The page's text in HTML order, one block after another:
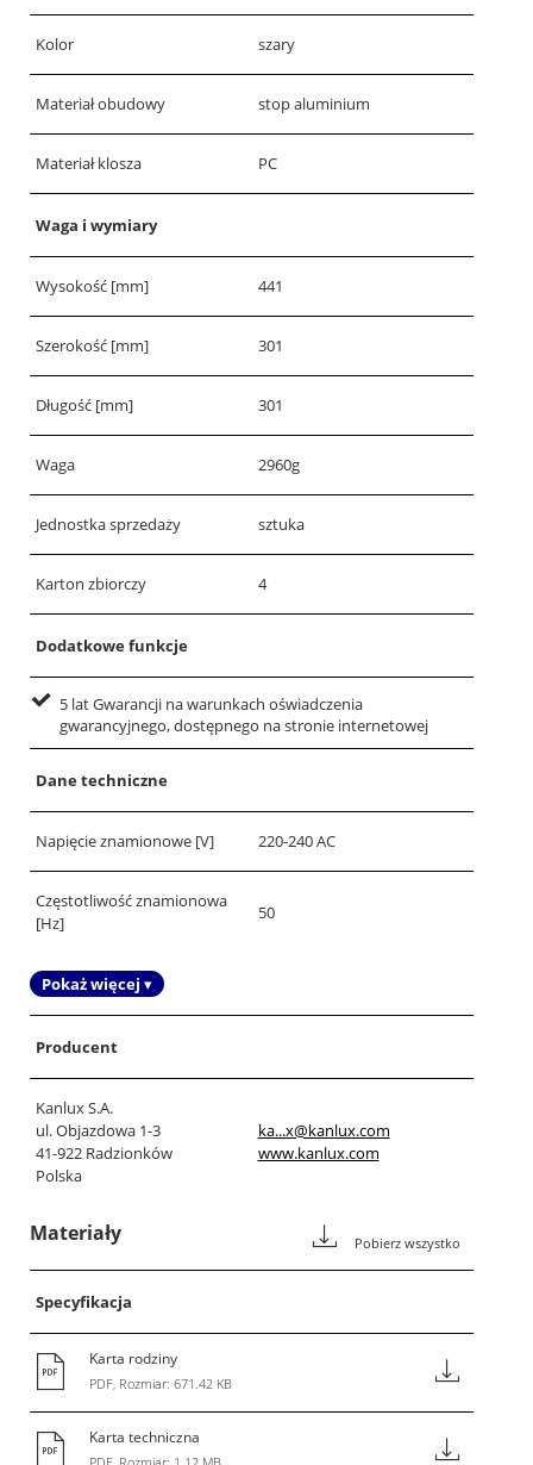
Kolor szary
Materiał obudowy stop aluminium
Materiał klosza PC
Waga i wymiary
Wysokość [mm] 441
Szerokość [mm] 301
Długość [mm] 301
Waga 2960g
Jednostka sprzedaży sztuka
Karton zbiorczy 4
Dodatkowe funkcje
5 lat Gwarancji na warunkach oświadczenia
gwarancyjnego, dostępnego na stronie internetowej
Dane techniczne
Napięcie znamionowe [V] 220-240 AC
Częstotliwość znamionowa
[Hz]
50
Pokaż więcej ▾
Producent
Kanlux S.A.
ul. Objazdowa 1-3
41-922 Radzionków
Polska
ka...x@kanlux.com
www.kanlux.com
Materiały Pobierz wszystko
Specyfikacja
Karta rodziny
PDF, Rozmiar: 671.42 KB
Karta techniczna